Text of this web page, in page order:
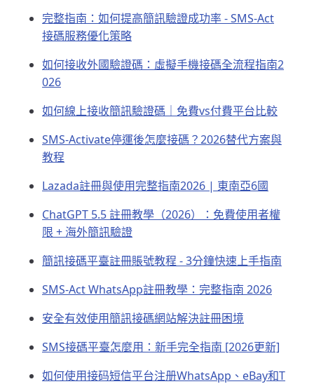
完整指南：如何提高簡訊驗證成功率 - SMS-Act
接碼服務優化策略
如何接收外國驗證碼：虛擬手機接碼全流程指南2
026
如何線上接收簡訊驗證碼｜免費vs付費平台比較
SMS-Activate停運後怎麼接碼？2026替代方案與
教程
Lazada註冊與使用完整指南2026 | 東南亞6國
ChatGPT 5.5 註冊教學（2026）：免費使用者權
限 + 海外簡訊驗證
簡訊接碼平臺註冊賬號教程 - 3分鐘快速上手指南
SMS-Act WhatsApp註冊教學：完整指南 2026
安全有效使用簡訊接碼網站解決註冊困境
SMS接碼平臺怎麼用：新手完全指南 [2026更新]
如何使用接码短信平台注册WhatsApp、eBay和T